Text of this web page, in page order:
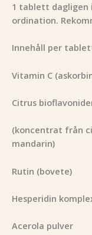
1 tablett dagligen
ordination.
Innehåll per
Vitamin C
Citrus
(koncentrat från
mandarin)
Rutin
Hesperidin
Acerola